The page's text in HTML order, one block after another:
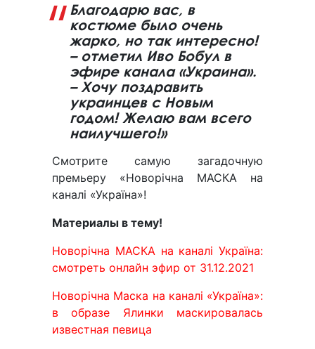
Благодарю вас, в
костюме было очень
жарко, но так интересно!
– отметил Иво Бобул в
эфире канала «Украина».
– Хочу поздравить
украинцев с Новым
годом! Желаю вам всего
наилучшего!»
Смотрите самую загадочную
премьеру «Новорічна МАСКА на
каналі «Україна»!
Материалы в тему!
Новорічна МАСКА на каналі Україна:
смотреть онлайн эфир от 31.12.2021
Новорічна Маска на каналі «Україна»:
в образе Ялинки маскировалась
известная певица